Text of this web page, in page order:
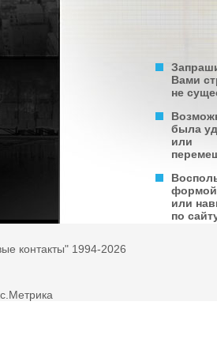
Вами
не
была
или
формой
или
по
контакты" 1994-2026